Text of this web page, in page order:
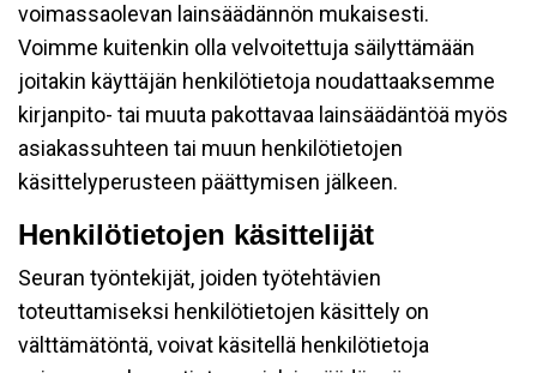
voimassaolevan lainsäädännön mukaisesti.
Voimme kuitenkin olla velvoitettuja säilyttämään
joitakin käyttäjän henkilötietoja noudattaaksemme
kirjanpito- tai muuta pakottavaa lainsäädäntöä myös
asiakassuhteen tai muun henkilötietojen
käsittelyperusteen päättymisen jälkeen.
Henkilötietojen käsittelijät
Seuran työntekijät, joiden työtehtävien
toteuttamiseksi henkilötietojen käsittely on
välttämätöntä, voivat käsitellä henkilötietoja